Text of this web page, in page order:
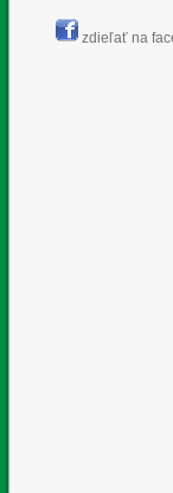
zdieľať na